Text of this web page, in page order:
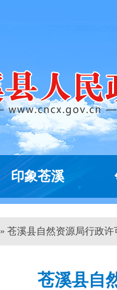
印象苍溪
» 苍溪县自然资源局行政许
苍溪县自